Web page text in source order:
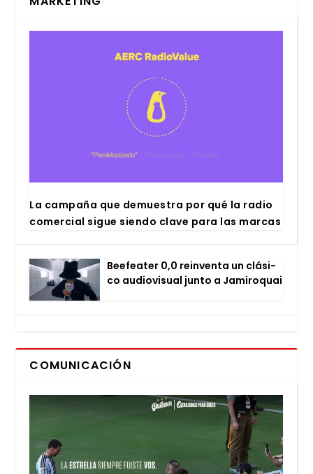
La cam­pa­ña que demues­tra por qué la radio
comer­cial sigue sien­do cla­ve para las mar­cas
Bee­fea­ter 0,0 rein­ven­ta un clá­si­
co audio­vi­sual jun­to a Jami­ro­quai
COMUNICACIÓN